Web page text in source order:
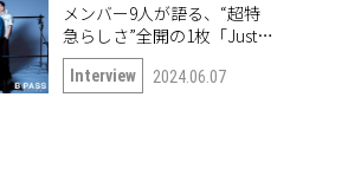
メンバー9人が語る、“超特
急らしさ”全開の1枚「Just
like 超特急」
Interview 2024.06.07